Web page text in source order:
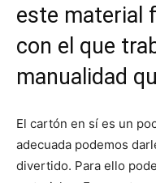
este material
con el que
manualidad
El cartón en sí es un
adecuada podemos
divertido. Para ello